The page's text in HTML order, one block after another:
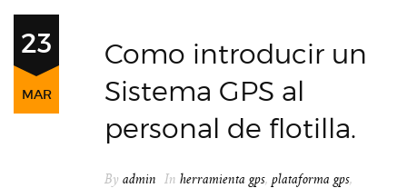
23
MAR
Como introducir un
Sistema GPS al
personal de flotilla.
By admin In herramienta gps, plataforma gps,